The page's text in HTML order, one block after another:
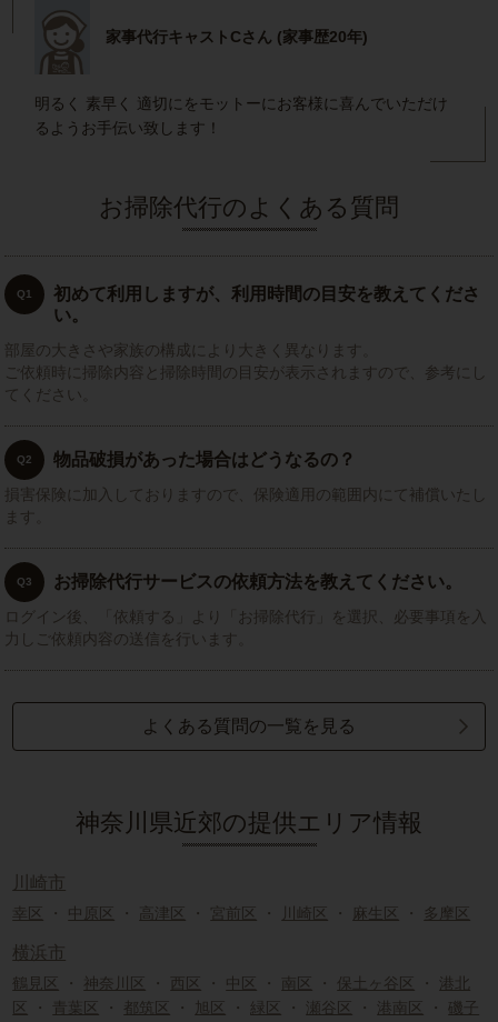
家事代行キャストCさん (家事歴20年)
明るく 素早く 適切にをモットーにお客様に喜んでいただけ
るようお手伝い致します！
お掃除代行のよくある質問
Q1
初めて利用しますが、利用時間の目安を教えてくださ
い。
部屋の大きさや家族の構成により大きく異なります。
ご依頼時に掃除内容と掃除時間の目安が表示されますので、参考にし
てください。
Q2 物品破損があった場合はどうなるの？
損害保険に加入しておりますので、保険適用の範囲内にて補償いたし
ます。
Q3 お掃除代行サービスの依頼方法を教えてください。
ログイン後、「依頼する」より「お掃除代行」を選択、必要事項を入
力しご依頼内容の送信を行います。
よくある質問の一覧を見る
神奈川県近郊の提供エリア情報
川崎市
幸区 ・ 中原区 ・ 高津区 ・ 宮前区 ・ 川崎区 ・ 麻生区 ・ 多摩区
横浜市
鶴見区 ・ 神奈川区 ・ 西区 ・ 中区 ・ 南区 ・ 保土ヶ谷区 ・ 港北
区
・ 青葉区 ・ 都筑区 ・ 旭区 ・ 緑区 ・ 瀬谷区 ・ 港南区 ・ 磯子